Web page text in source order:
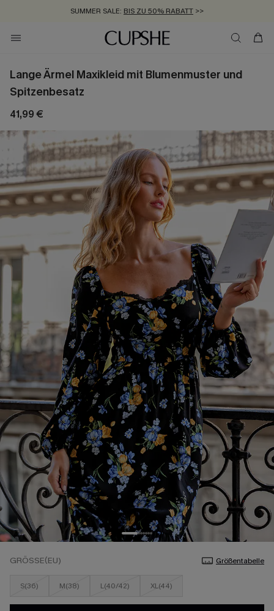
SUMMER SALE: BIS ZU 50% RABATT >>
ZUM NEWSLETTER:BIS ZU -20% EXTRA ERHALTEN
KOSTENLOSER VERSAND AB 89 €
Lange Ärmel Maxikleid mit Blumenmuster und
Spitzenbesatz
41,99 €
GRÖSSE(EU) Größentabelle
S(36) M(38) L(40/42) XL(44)